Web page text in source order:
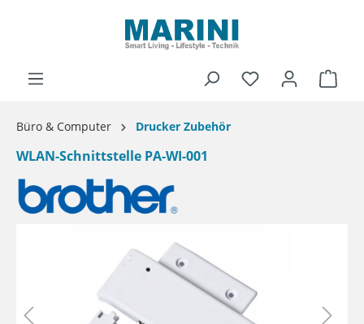
Büro & Computer Drucker Zubehör
WLAN-Schnittstelle PA-WI-001